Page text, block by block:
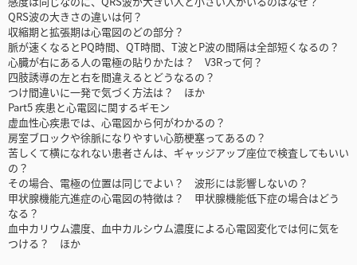
QRS波の大きさの違いは何？
収縮期と拡張期は心電図のどの部分？
脈が速くなるとPQ時間、QT時間、T波とP波の間隔は全部短くなるの？
心臓が右にある人の電極の貼りかたは？ V3Rって何？
四肢誘導の左と右を間違えるとどうなるの？
つけ間違いに一発で気づく方法は？ ほか
Part5 疾患と心電図に関するギモン
虚血性心疾患では、心電図から何がわかるの？
房室ブロックや徐脈になりやすい心筋梗塞ってあるの？
苦しくて横になれない患者さんは、ギャッジアップ座位で検査してもいい
の？
その場合、電極の位置は同じでよい？ 波形には影響しないの？
甲状腺機能亢進症の心電図の特徴は？ 甲状腺機能低下症の場合はどう
なる？
血中カリウム濃度、血中カルシウム濃度による心電図変化では何に気を
つける？ ほか